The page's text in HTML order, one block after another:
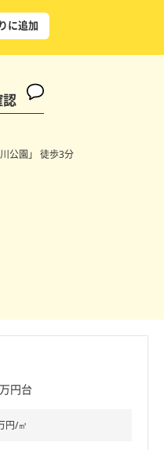
に追加
公園」 徒歩3分
万円台
円/㎡